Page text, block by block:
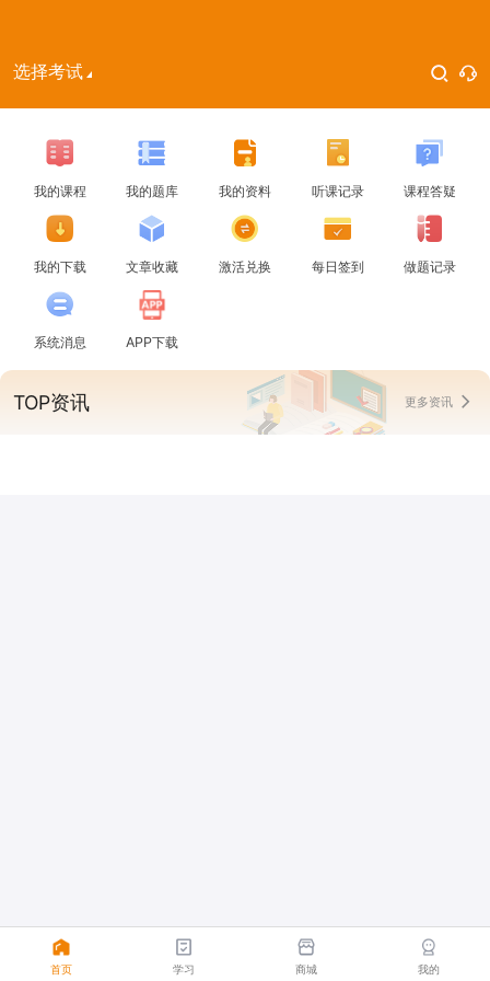
选择考试
我的课程 我的题库 我的资料 听课记录 课程答疑
我的下载 文章收藏 激活兑换 每日签到 做题记录
系统消息 APP下载
TOP资讯 更多资讯
首页 学习 商城 我的